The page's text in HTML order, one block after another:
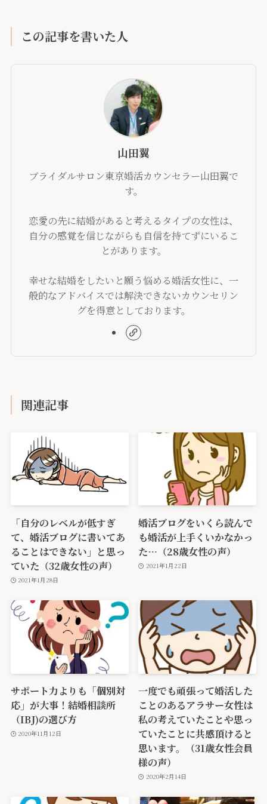
この記事を書いた人
山田翼
ブライダルサロン東京婚活カウンセラー山田翼で
す。
恋愛の先に結婚があると考えるタイプの女性は、
自分の感覚を信じながらも自信を持てずにいるこ
とがあります。
幸せな結婚をしたいと願う悩める婚活女性に、一
般的なアドバイスでは解決できないカウンセリン
グを得意としております。
関連記事
「自分のレベルが低すぎ
て、婚活ブログに書いてあ
ることはできない」と思っ
ていた（32歳女性の声）
2021年1月28日
婚活ブログをいくら読んで
も婚活が上手くいかなかっ
た…（28歳女性の声）
2021年1月22日
サポート力よりも「個別対
応」が大事！結婚相談所
（IBJ)の選び方
2020年11月12日
一度でも頑張って婚活した
ことのあるアラサー女性は
私の考えていたことや思っ
ていたことに共感頂けると
思います。（31歳女性会員
様の声）
2020年2月14日